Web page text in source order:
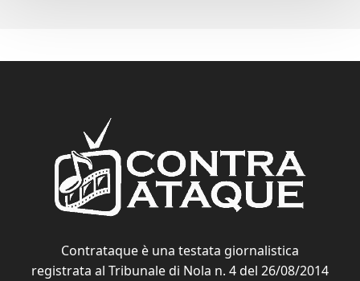
Contrataque è una testata giornalistica
registrata al Tribunale di Nola n. 4 del 26/08/2014